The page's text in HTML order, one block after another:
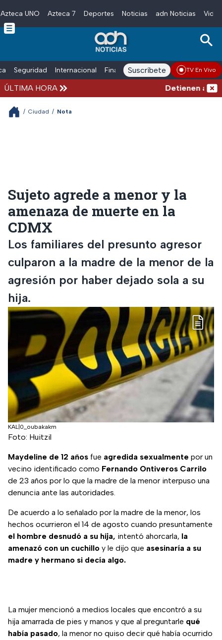
Skip to main content
Azteca UNO Azteca 7 Deportes Noticias adn Noticias
Seguridad Internacional Finanzas adn Noticias Radio
Suscríbete TV En Vivo
ÚLTIMA HORA Detienen al
/ Ciudad / Nota
Sujeto agrede a menor y la
amenaza de muerte en la
CDMX
Los familiares del presunto agresor
culparon a la madre de la menor de la
agresión por haber dejado sola a su
hija.
KAL|0_oubakakm
Foto: Huitzil
Maydeline de 12 años fue agredida sexualmente por un
vecino identificado como Fernando Ontiveros Carrilo
de 23 años por lo que la madre de la menor interpuso una
denuncia ante las autoridades.
De acuerdo a lo señalado por la madre de la menor, los
hechos ocurrieron el 14 de agosto cuando presuntamente
el hombre desnudó a su hija, intentó ahorcarla, la
amenazó con un cuchillo y le dijo que asesinaría a su
madre y hermano si decía algo.
La mujer mencionó a medios locales que encontró a su
hija amarrada de pies y manos y que al preguntarle qué
había pasado, la menor no quiso decir qué había ocurrido